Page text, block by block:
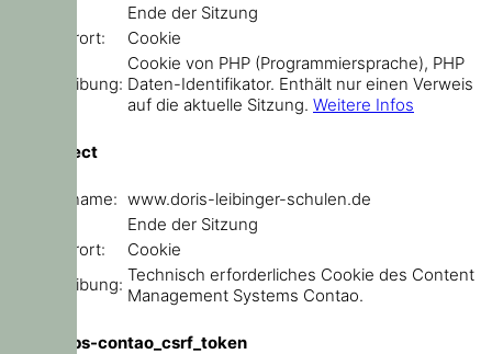
Ende der Sitzung
Speicherort:
Cookie
Beschreibung:
Cookie von PHP (Programmiersprache), PHP
Daten-Identifikator. Enthält nur einen Verweis
auf die aktuelle Sitzung. Weitere Infos
sf_redirect
Domainname: www.doris-leibinger-schulen.de
Ende der Sitzung
Speicherort:
Cookie
Beschreibung: Technisch erforderliches Cookie des Content
Management Systems Contao.
csrf_https-contao_csrf_token